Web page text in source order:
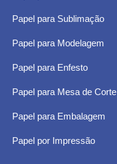
Papel para Sublimação
Papel para Modelagem
Papel para Enfesto
Papel para Mesa de Corte
Papel para Embalagem
Papel por Impressão